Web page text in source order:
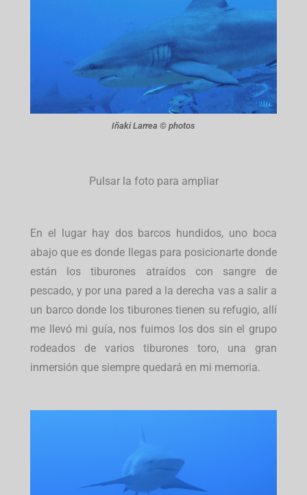
Iñaki Larrea © photos
Pulsar la foto para ampliar
En el lugar hay dos barcos hundidos, uno boca
abajo que es donde llegas para posicionarte donde
están los tiburones atraídos con sangre de
pescado, y por una pared a la derecha vas a salir a
un barco donde los tiburones tienen su refugio, allí
me llevó mi guía, nos fuimos los dos sin el grupo
rodeados de varios tiburones toro, una gran
inmersión que siempre quedará en mi memoria.